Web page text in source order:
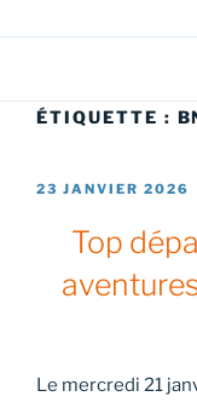
au
principal
Association pour
ÉTIQUETTE :
PUBLIÉ
23 JANVIER 2026
Top
Le mercredi 21